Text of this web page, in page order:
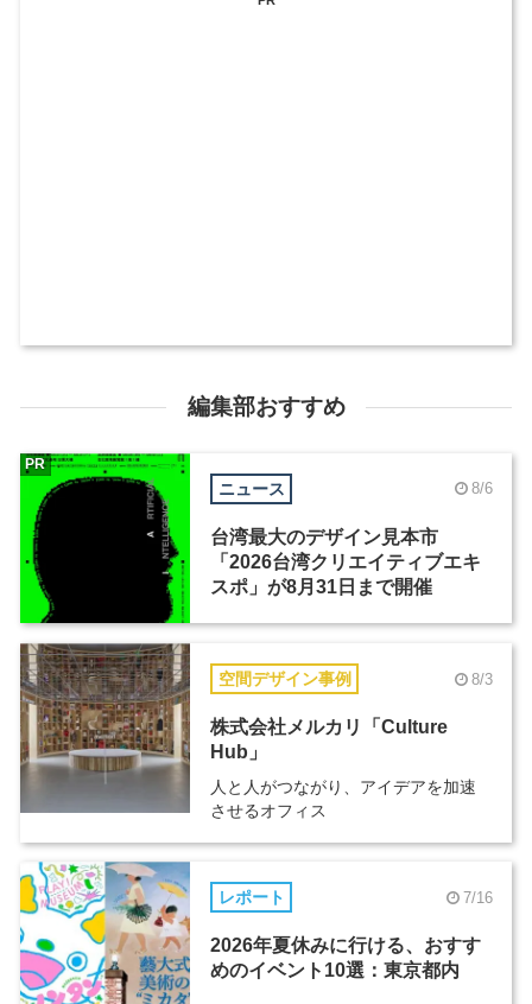
編集部おすすめ
ニュース 8/6
台湾最大のデザイン見本市
「2026台湾クリエイティブエキ
スポ」が8月31日まで開催
PR
空間デザイン事例 8/3
株式会社メルカリ「Culture
Hub」
人と人がつながり、アイデアを加速
させるオフィス
レポート 7/16
2026年夏休みに行ける、おすす
めのイベント10選：東京都内